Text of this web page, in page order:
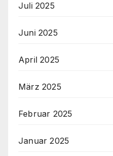
Juli 2025
Juni 2025
April 2025
März 2025
Februar 2025
Januar 2025